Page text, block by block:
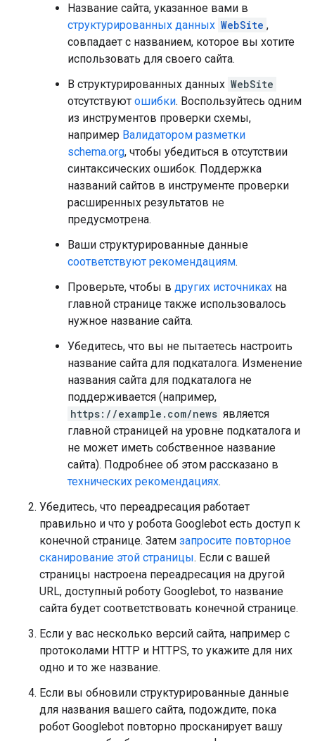
Название сайта, указанное вами в
структурированных данных WebSite ,
совпадает с названием, которое вы хотите
использовать для своего сайта.
В структурированных данных WebSite
отсутствуют ошибки. Воспользуйтесь одним
из инструментов проверки схемы,
например Валидатором разметки
schema.org, чтобы убедиться в отсутствии
синтаксических ошибок. Поддержка
названий сайтов в инструменте проверки
расширенных результатов не
предусмотрена.
Ваши структурированные данные
соответствуют рекомендациям.
Проверьте, чтобы в других источниках на
главной странице также использовалось
нужное название сайта.
Убедитесь, что вы не пытаетесь настроить
название сайта для подкаталога. Изменение
названия сайта для подкаталога не
поддерживается (например,
https://example.com/news является
главной страницей на уровне подкаталога и
не может иметь собственное название
сайта). Подробнее об этом рассказано в
технических рекомендациях.
Убедитесь, что переадресация работает
правильно и что у робота Googlebot есть доступ к
конечной странице. Затем запросите повторное
сканирование этой страницы. Если с вашей
страницы настроена переадресация на другой
URL, доступный роботу Googlebot, то название
сайта будет соответствовать конечной странице.
Если у вас несколько версий сайта, например с
протоколами HTTP и HTTPS, то укажите для них
одно и то же название.
Если вы обновили структурированные данные
для названия вашего сайта, подождите, пока
робот Googlebot повторно просканирует вашу